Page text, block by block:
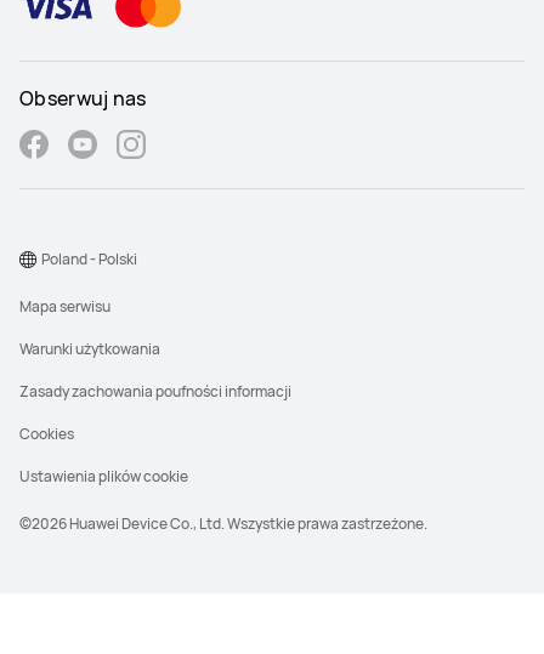
Obserwuj nas
©2026 Huawei Device Co., Ltd. Wszystkie prawa zastrzeżone.
Mapa serwisu
Warunki użytkowania
Zasady zachowania poufności informacji
Cookies
Ustawienia plików cookie
Poland - Polski